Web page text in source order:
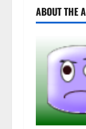
ABOUT THE